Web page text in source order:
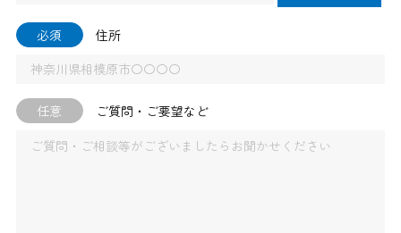
必須 住所
任意 ご質問・ご要望など